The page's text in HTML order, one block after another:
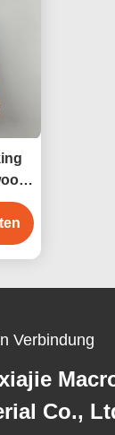
Verbindung
Co.,